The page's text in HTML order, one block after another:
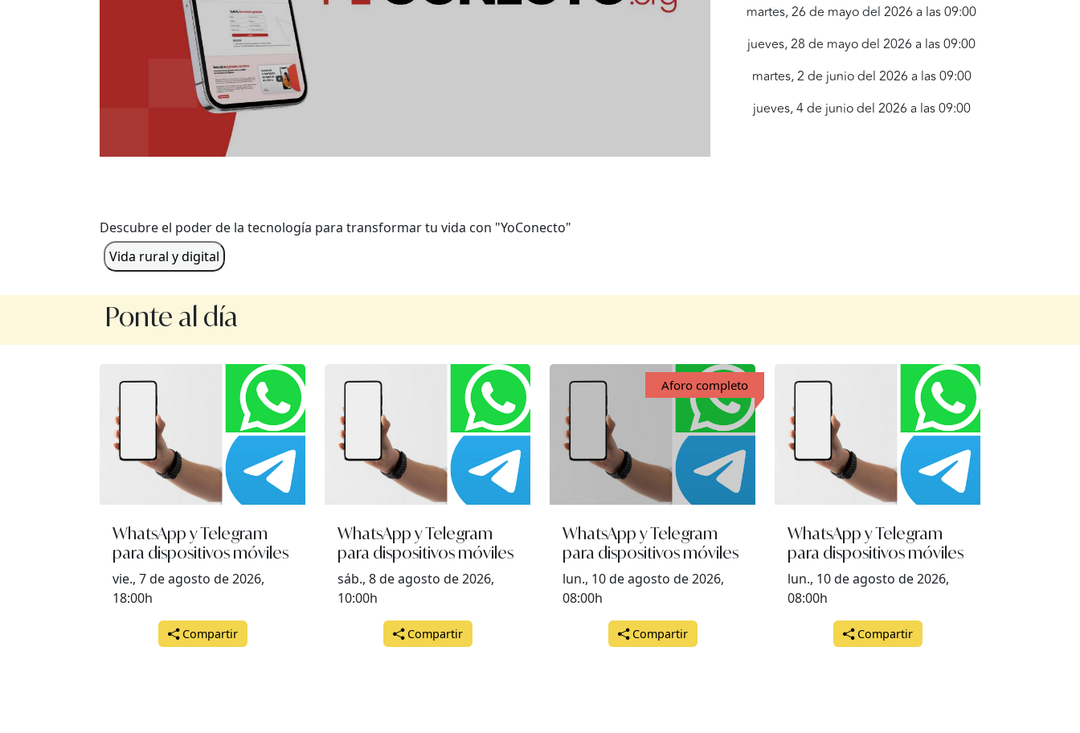
martes, 26 de mayo del 2026 a las 09:00
jueves, 28 de mayo del 2026 a las 09:00
martes, 2 de junio del 2026 a las 09:00
jueves, 4 de junio del 2026 a las 09:00
Descubre el poder de la tecnología para transformar tu vida con "YoConecto"
Vida rural y digital
Ponte al día
WhatsApp y Telegram
para dispositivos móviles
vie., 7 de agosto de 2026,
18:00h
Compartir
WhatsApp y Telegram
para dispositivos móviles
sáb., 8 de agosto de 2026,
10:00h
Compartir
Aforo completo
WhatsApp y Telegram
para dispositivos móviles
lun., 10 de agosto de 2026,
08:00h
Compartir
WhatsApp y Telegram
para dispositivos móviles
lun., 10 de agosto de 2026,
08:00h
Compartir